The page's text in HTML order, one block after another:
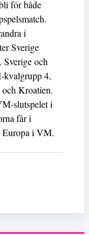
för både
i
Sverige
Sverige och
kvalgrupp 4,
Kroatien.
slutspelet i
får i
Europa i VM.